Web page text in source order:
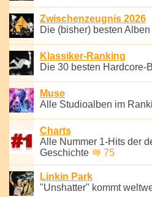
Zwischenzeugnis 2026
Die (bisher) besten Alben
Klassiker-Ranking
Die 30 besten Hardcore-
Muse
Alle Studioalben im
Charts
Alle Nummer 1-Hits der
Geschichte
75
Linkin Park
"Unshatter" kommt